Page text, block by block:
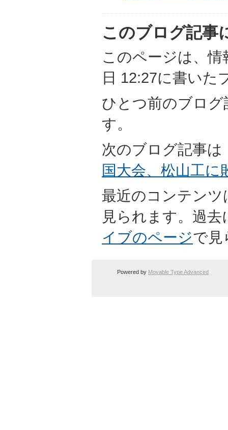
このブログ記事
このページは、情
日 12:27に書いた
ひとつ前のブログ
す。
次のブログ記事は
国大会、松山工に
最近のコンテンツ
見られます。過
イブのページで見
Powered by Movable Type Advanced